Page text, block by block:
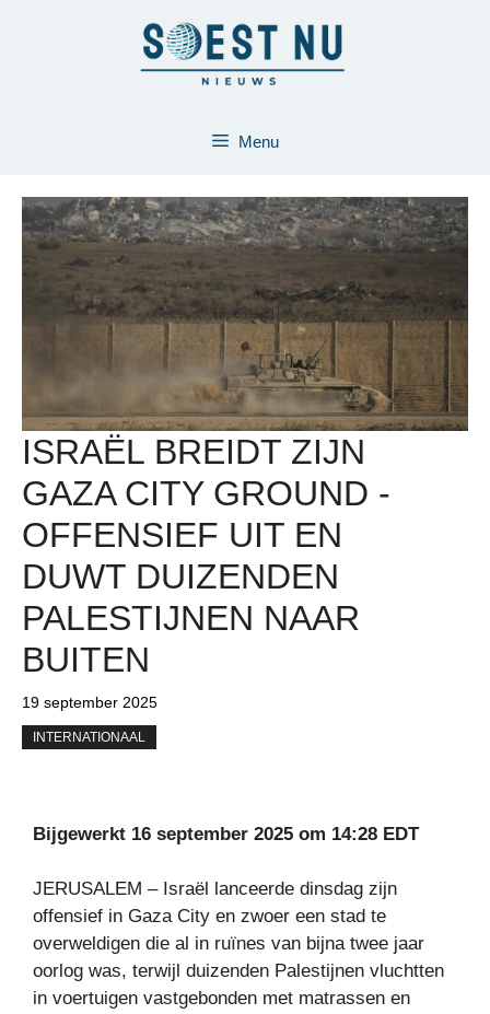
Menu
ISRAËL BREIDT ZIJN
GAZA CITY GROUND -
OFFENSIEF UIT EN
DUWT DUIZENDEN
PALESTIJNEN NAAR
BUITEN
19 september 2025
INTERNATIONAAL
Bijgewerkt 16 september 2025 om 14:28 EDT
JERUSALEM – Israël lanceerde dinsdag zijn
offensief in Gaza City en zwoer een stad te
overweldigen die al in ruïnes van bijna twee jaar
oorlog was, terwijl duizenden Palestijnen vluchtten
in voertuigen vastgebonden met matrassen en